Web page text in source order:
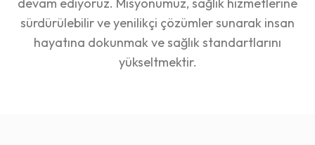
sürdürülebilir ve yenilikçi çözümler sunarak insan
hayatına dokunmak ve sağlık standartlarını
yükseltmektir.